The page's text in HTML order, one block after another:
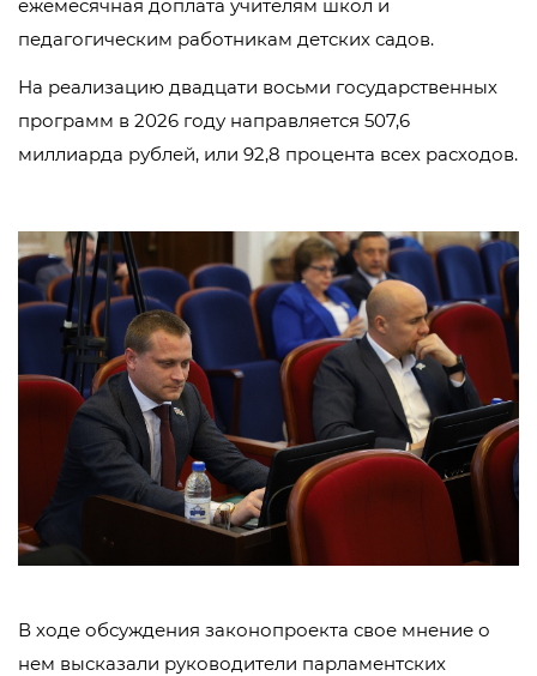
ежемесячная доплата учителям школ и
педагогическим работникам детских садов.
На реализацию двадцати восьми государственных
программ в 2026 году направляется 507,6
миллиарда рублей, или 92,8 процента всех расходов.
В ходе обсуждения законопроекта свое мнение о
нем высказали руководители парламентских